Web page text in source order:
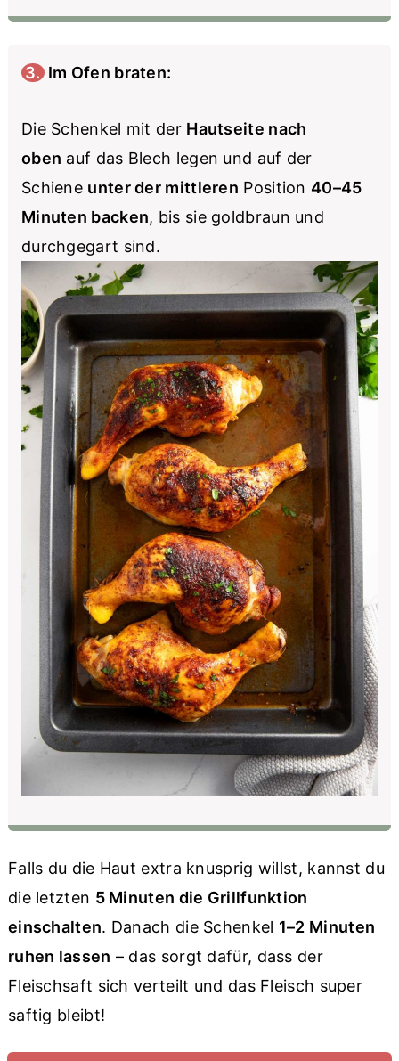
3. Im Ofen braten:
Die Schenkel mit der Hautseite nach
oben auf das Blech legen und auf der
Schiene unter der mittleren Position 40–45
Minuten backen, bis sie goldbraun und
durchgegart sind.
Falls du die Haut extra knusprig willst, kannst du
die letzten 5 Minuten die Grillfunktion
einschalten. Danach die Schenkel 1–2 Minuten
ruhen lassen – das sorgt dafür, dass der
Fleischsaft sich verteilt und das Fleisch super
saftig bleibt!